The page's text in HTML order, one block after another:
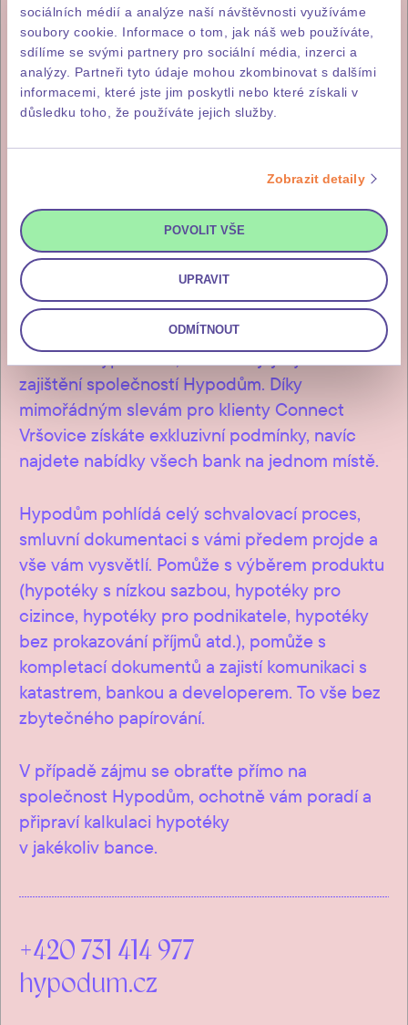
sociálních médií a analýze naší návštěvnosti využíváme
soubory cookie. Informace o tom, jak náš web používáte,
sdílíme se svými partnery pro sociální média, inzerci a
analýzy. Partneři tyto údaje mohou zkombinovat s dalšími
informacemi, které jste jim poskytli nebo které získali v
důsledku toho, že používáte jejich služby.
Zobrazit detaily
POVOLIT VŠE
UPRAVIT
ODMÍTNOUT
2 85 %z kupní ceny
včetně DPH, je pak třeba zaplatit
do čtrnácti pracovních dnů od
výzvy investora, kterou obdržíte
po kolaudaci stavby.
Uvažujete-li o financování bytu v Connect
Vršovice hypotékou, nabízíme její výhodné
zajištění společností Hypodům. Díky
mimořádným slevám pro klienty Connect
Vršovice získáte exkluzivní podmínky, navíc
najdete nabídky všech bank na jednom místě.
Hypodům pohlídá celý schvalovací proces,
smluvní dokumentaci s vámi předem projde a
vše vám vysvětlí. Pomůže s výběrem produktu
(hypotéky s nízkou sazbou, hypotéky pro
cizince, hypotéky pro podnikatele, hypotéky
bez prokazování příjmů atd.), pomůže s
kompletací dokumentů a zajistí komunikaci s
katastrem, bankou a developerem. To vše bez
zbytečného papírování.
V případě zájmu se obraťte přímo na
společnost Hypodům, ochotně vám poradí a
připraví kalkulaci hypotéky
v jakékoliv bance.
+420 731 414 977
hypodum.cz